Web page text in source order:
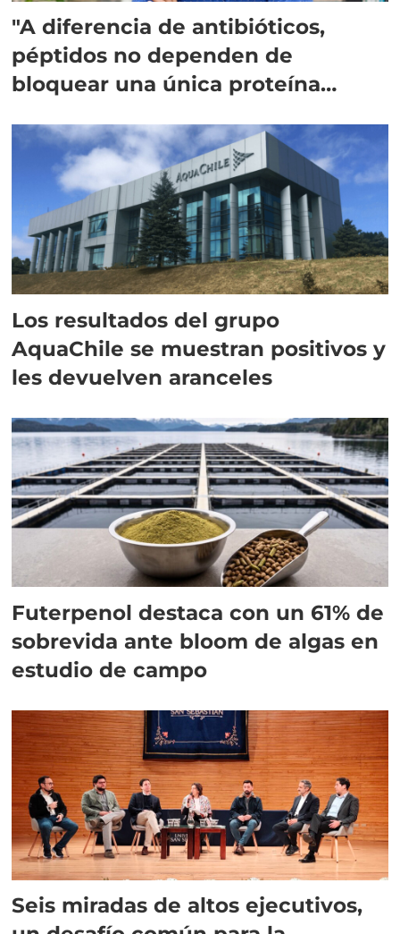
"A diferencia de antibióticos,
péptidos no dependen de
bloquear una única proteína
Los resultados del grupo
AquaChile se muestran positivos y
les devuelven aranceles
Futerpenol destaca con un 61% de
sobrevida ante bloom de algas en
estudio de campo
Seis miradas de altos ejecutivos,